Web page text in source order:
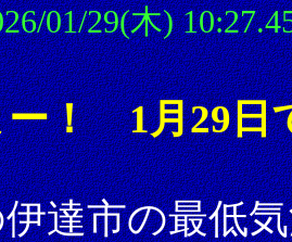
01/29(木)
ー！ 1月29日
達市の最低